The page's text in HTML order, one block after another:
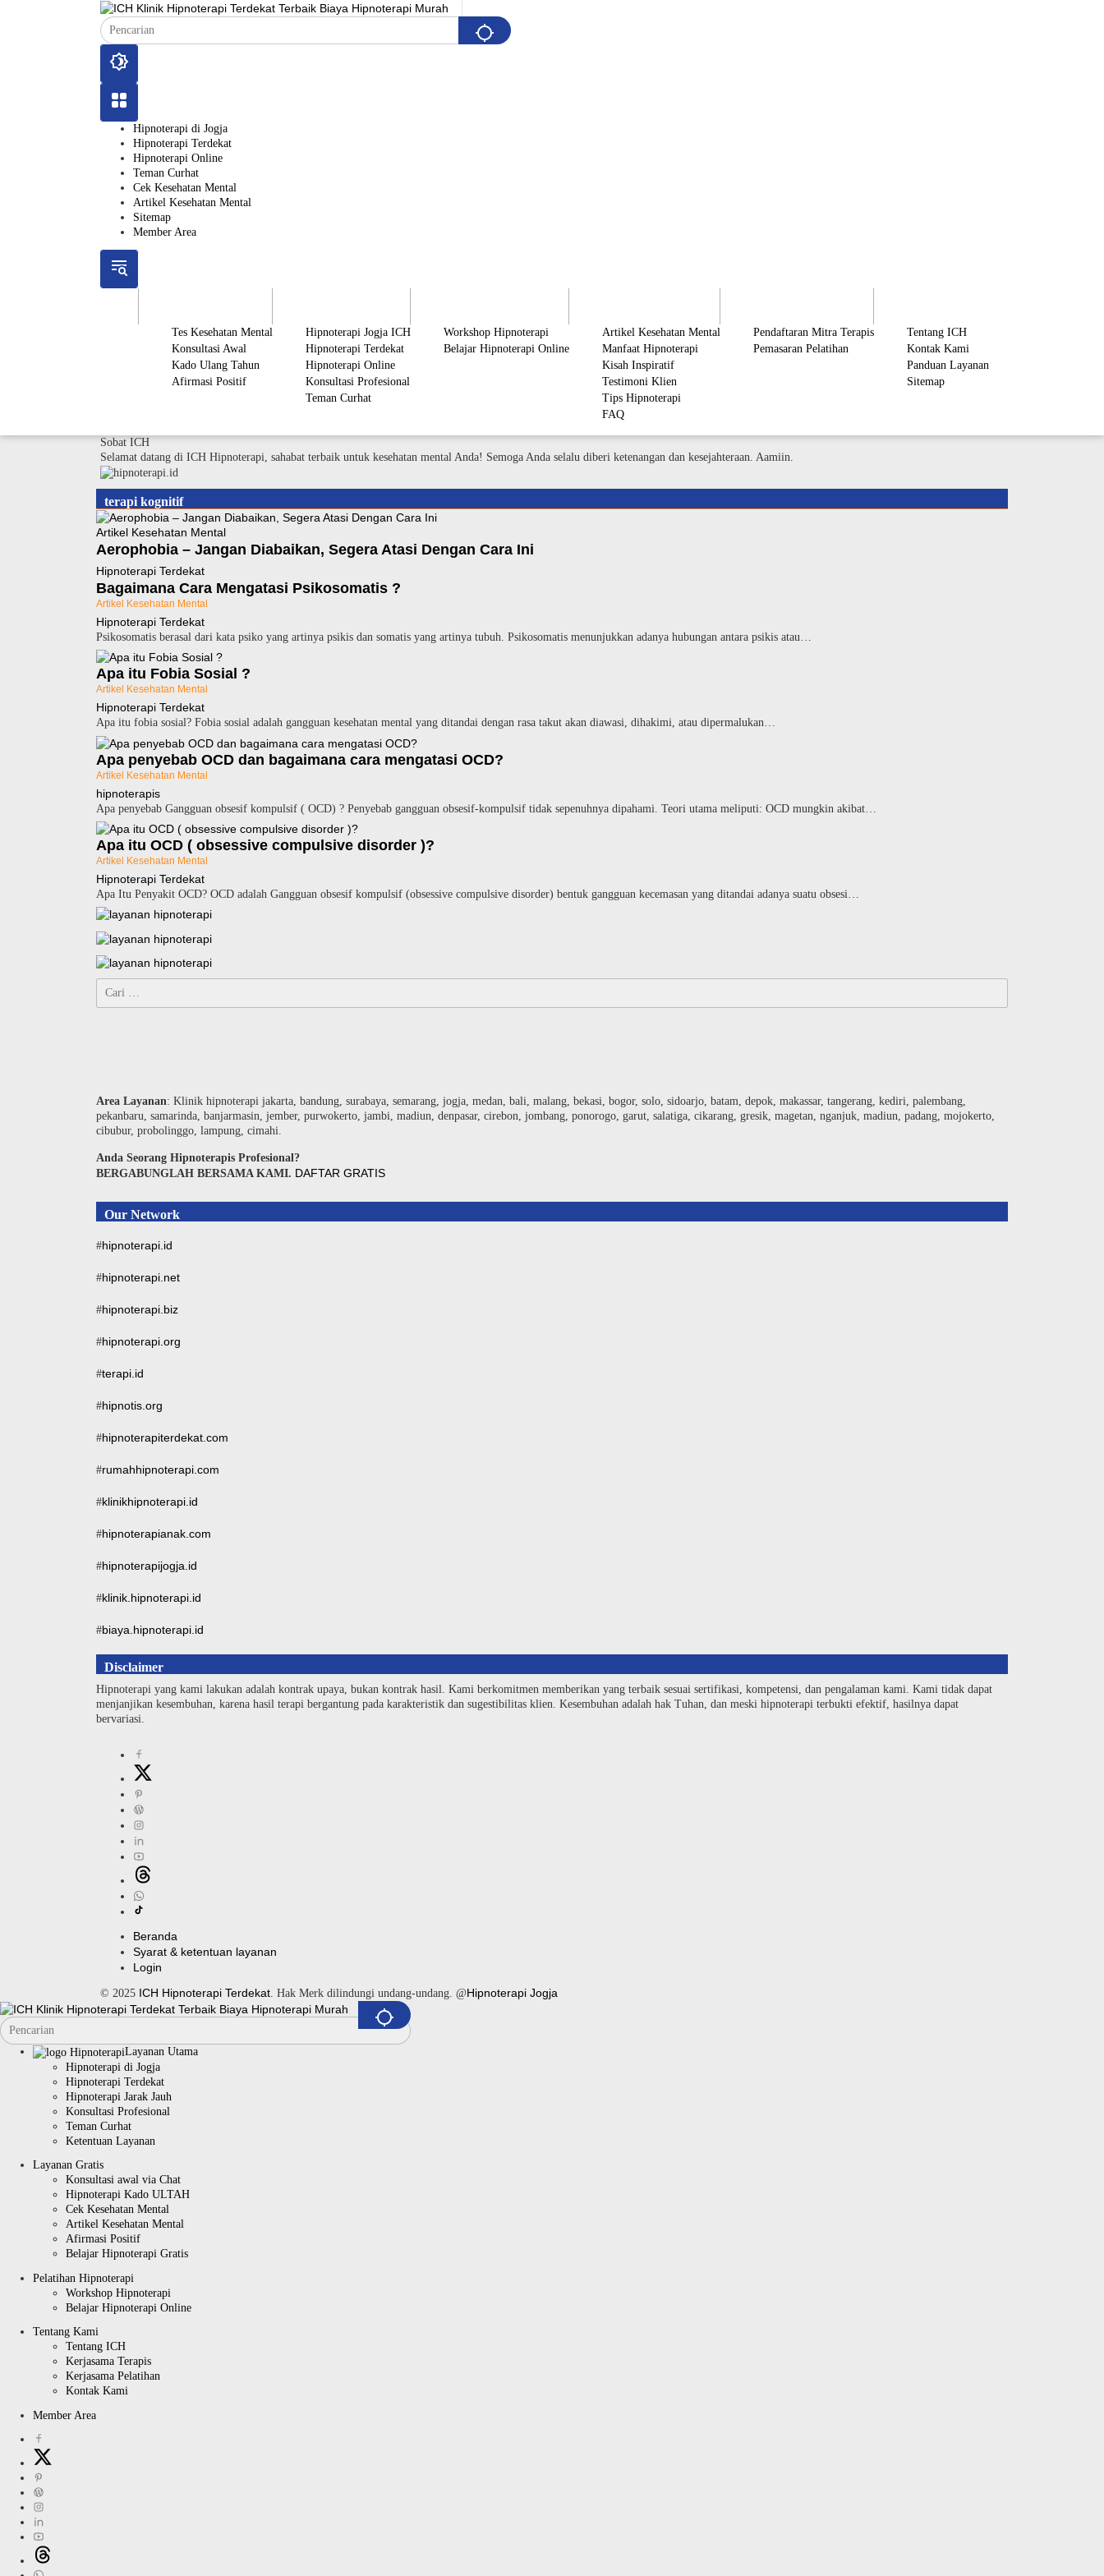
Hipnoterapi di Jogja
Hipnoterapi Terdekat
Hipnoterapi Online
Teman Curhat
Cek Kesehatan Mental
Artikel Kesehatan Mental
Sitemap
Member Area
Tes Kesehatan Mental
Konsultasi Awal
Kado Ulang Tahun
Afirmasi Positif
Hipnoterapi Jogja ICH
Hipnoterapi Terdekat
Hipnoterapi Online
Konsultasi Profesional
Teman Curhat
Workshop Hipnoterapi
Belajar Hipnoterapi Online
Artikel Kesehatan Mental
Manfaat Hipnoterapi
Kisah Inspiratif
Testimoni Klien
Tips Hipnoterapi
FAQ
Pendaftaran Mitra Terapis
Pemasaran Pelatihan
Tentang ICH
Kontak Kami
Panduan Layanan
Sitemap
Sobat ICH
Selamat datang di ICH Hipnoterapi, sahabat terbaik untuk kesehatan mental Anda! Semoga Anda selalu diberi ketenangan dan kesejahteraan. Aamiin.
terapi kognitif
Artikel Kesehatan Mental
Aerophobia – Jangan Diabaikan, Segera Atasi Dengan Cara Ini
Hipnoterapi Terdekat
Bagaimana Cara Mengatasi Psikosomatis ?
Artikel Kesehatan Mental
Hipnoterapi Terdekat
Psikosomatis berasal dari kata psiko yang artinya psikis dan somatis yang artinya tubuh. Psikosomatis menunjukkan adanya hubungan antara psikis atau…
Apa itu Fobia Sosial ?
Artikel Kesehatan Mental
Hipnoterapi Terdekat
Apa itu fobia sosial? Fobia sosial adalah gangguan kesehatan mental yang ditandai dengan rasa takut akan diawasi, dihakimi, atau dipermalukan…
Apa penyebab OCD dan bagaimana cara mengatasi OCD?
Artikel Kesehatan Mental
hipnoterapis
Apa penyebab Gangguan obsesif kompulsif ( OCD) ? Penyebab gangguan obsesif-kompulsif tidak sepenuhnya dipahami. Teori utama meliputi: OCD mungkin akibat…
Apa itu OCD ( obsessive compulsive disorder )?
Artikel Kesehatan Mental
Hipnoterapi Terdekat
Apa Itu Penyakit OCD? OCD adalah Gangguan obsesif kompulsif (obsessive compulsive disorder) bentuk gangguan kecemasan yang ditandai adanya suatu obsesi…
untuk:
Area Layanan: Klinik hipnoterapi jakarta, bandung, surabaya, semarang, jogja, medan, bali, malang, bekasi, bogor, solo, sidoarjo, batam, depok, makassar, tangerang, kediri, palembang,
pekanbaru, samarinda, banjarmasin, jember, purwokerto, jambi, madiun, denpasar, cirebon, jombang, ponorogo, garut, salatiga, cikarang, gresik, magetan, nganjuk, madiun, padang, mojokerto,
cibubur, probolinggo, lampung, cimahi.
Anda Seorang Hipnoterapis Profesional?
BERGABUNGLAH BERSAMA KAMI. DAFTAR GRATIS
Our Network
#hipnoterapi.id
#hipnoterapi.net
#hipnoterapi.biz
#hipnoterapi.org
#terapi.id
#hipnotis.org
#hipnoterapiterdekat.com
#rumahhipnoterapi.com
#klinikhipnoterapi.id
#hipnoterapianak.com
#hipnoterapijogja.id
#klinik.hipnoterapi.id
#biaya.hipnoterapi.id
Disclaimer
Hipnoterapi yang kami lakukan adalah kontrak upaya, bukan kontrak hasil. Kami berkomitmen memberikan yang terbaik sesuai sertifikasi, kompetensi, dan pengalaman kami. Kami tidak dapat
menjanjikan kesembuhan, karena hasil terapi bergantung pada karakteristik dan sugestibilitas klien. Kesembuhan adalah hak Tuhan, dan meski hipnoterapi terbukti efektif, hasilnya dapat
bervariasi.
Beranda
Syarat & ketentuan layanan
Login
© 2025 ICH Hipnoterapi Terdekat . Hak Merk dilindungi undang-undang. @Hipnoterapi Jogja
Layanan Utama
Hipnoterapi di Jogja
Hipnoterapi Terdekat
Hipnoterapi Jarak Jauh
Konsultasi Profesional
Teman Curhat
Ketentuan Layanan
Layanan Gratis
Konsultasi awal via Chat
Hipnoterapi Kado ULTAH
Cek Kesehatan Mental
Artikel Kesehatan Mental
Afirmasi Positif
Belajar Hipnoterapi Gratis
Pelatihan Hipnoterapi
Workshop Hipnoterapi
Belajar Hipnoterapi Online
Tentang Kami
Tentang ICH
Kerjasama Terapis
Kerjasama Pelatihan
Kontak Kami
Member Area